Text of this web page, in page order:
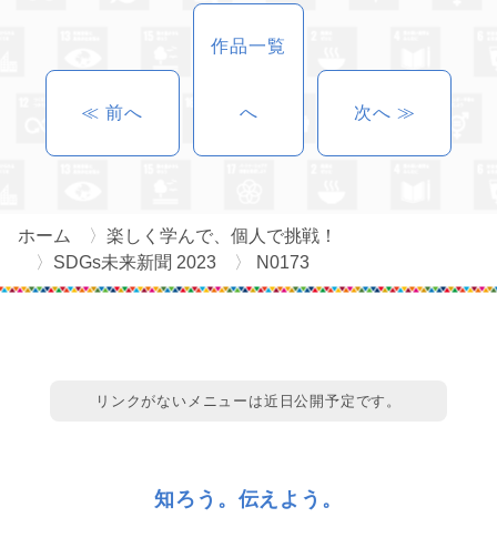
≪ 前へ
作品一覧
へ 次へ ≫
ホーム
楽しく学んで、個人で挑戦！
SDGs未来新聞 2023
N0173
リンクがないメニューは近日公開予定です。
知ろう。伝えよう。